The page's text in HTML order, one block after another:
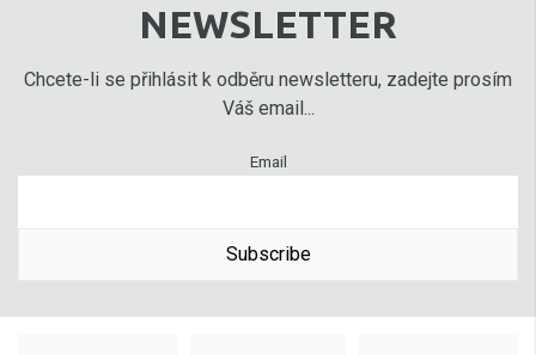
NEWSLETTER
Chcete-li se přihlásit k odběru newsletteru, zadejte prosím
Váš email...
Email
Subscribe